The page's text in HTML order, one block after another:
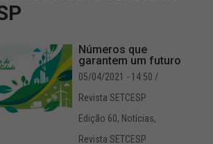
Números que
garantem um futuro
05/04/2021 - 14:50 /
Revista SETCESP
Edição 60, Notícias,
Revista SETCESP